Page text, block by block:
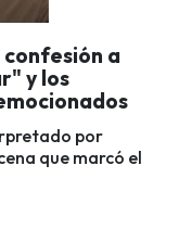
a
y los
por
que marcó el